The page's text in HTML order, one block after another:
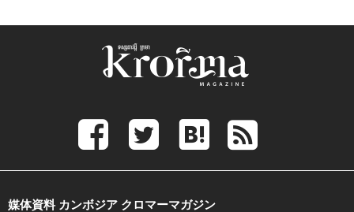
媒体資料 カンボジア クロマーマガジン